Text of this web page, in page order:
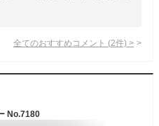
全てのおすすめコメント (2件) >
No.7180